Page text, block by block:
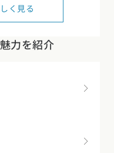
く見る
力を紹介